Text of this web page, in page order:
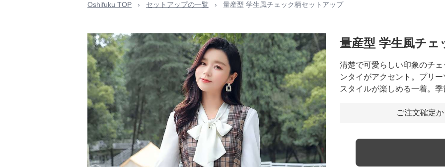
Oshifuku TOP › セットアップの一覧 › 量産型 学生風チェック柄セットアップ
量産型 学生風チ
清楚で可愛らしい印象のチ
ンタイがアクセント。プリ
スタイルが楽しめる一着。
ご注文確定